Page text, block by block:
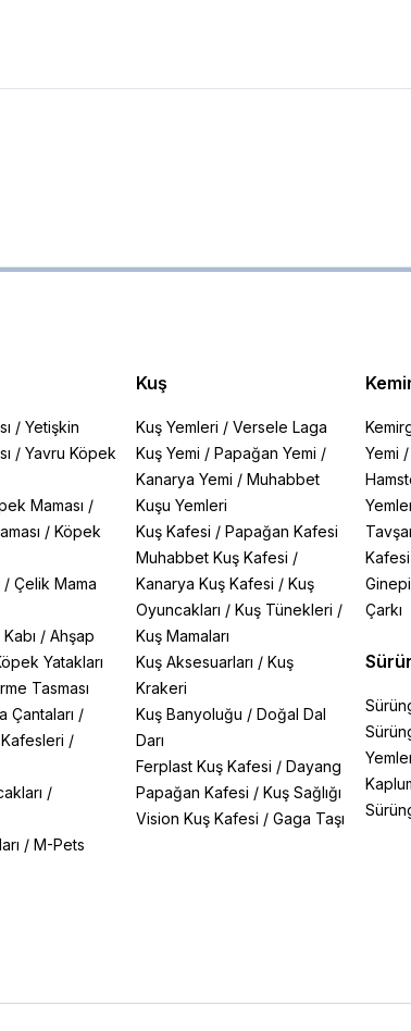
/Yetişkin
/Yavru Köpek
Maması /
/Köpek
/Çelik Mama
/Ahşap
Yatakları
Tasması
Çantaları /
/
/
/M-Pets
Kuş
Kuş Yemleri / Versele Laga
Kuş Yemi / Papağan Yemi /
Kanarya Yemi / Muhabbet
Kuşu Yemleri
Kuş Kafesi / Papağan Kafesi
Muhabbet Kuş Kafesi /
Kanarya Kuş Kafesi / Kuş
Oyuncakları / Kuş Tünekleri /
Kuş Mamaları
Kuş Aksesuarları / Kuş
Krakeri
Kuş Banyoluğu / Doğal Dal
Darı
Ferplast Kuş Kafesi / Dayang
Papağan Kafesi / Kuş Sağlığı
Vision Kuş Kafesi / Gaga Taşı
Yemi /
Kafesi
Çarkı